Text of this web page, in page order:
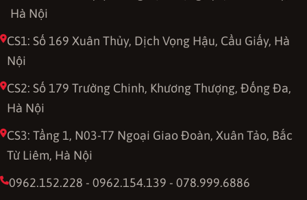
Hà Nội
CS1: Số 169 Xuân Thủy, Dịch Vọng Hậu, Cầu Giấy, Hà
Nội
CS2: Số 179 Trường Chinh, Khương Thượng, Đống Đa,
Hà Nội
CS3: Tầng 1, N03-T7 Ngoại Giao Đoàn, Xuân Tảo, Bắc
Từ Liêm, Hà Nội
0962.152.228 - 0962.154.139 - 078.999.6886